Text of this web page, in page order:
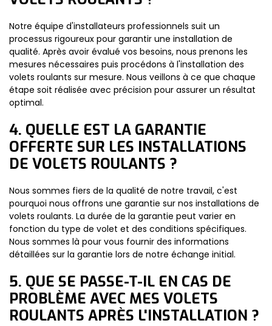
Notre équipe d'installateurs professionnels suit un
processus rigoureux pour garantir une installation de
qualité. Après avoir évalué vos besoins, nous prenons les
mesures nécessaires puis procédons à l'installation des
volets roulants sur mesure. Nous veillons à ce que chaque
étape soit réalisée avec précision pour assurer un résultat
optimal.
4. QUELLE EST LA GARANTIE
OFFERTE SUR LES INSTALLATIONS
DE VOLETS ROULANTS ?
Nous sommes fiers de la qualité de notre travail, c'est
pourquoi nous offrons une garantie sur nos installations de
volets roulants. La durée de la garantie peut varier en
fonction du type de volet et des conditions spécifiques.
Nous sommes là pour vous fournir des informations
détaillées sur la garantie lors de notre échange initial.
5. QUE SE PASSE-T-IL EN CAS DE
PROBLÈME AVEC MES VOLETS
ROULANTS APRÈS L'INSTALLATION ?